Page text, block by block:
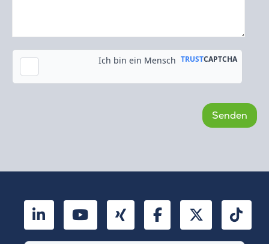
Kopie an meine E-Mail-Adresse senden
LinkedInYouTubeXing FacebookTwitter